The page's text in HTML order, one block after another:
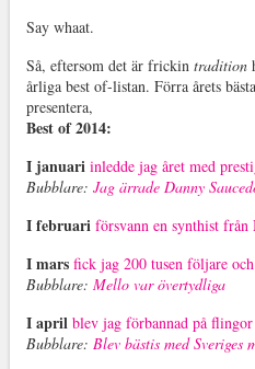
Say whaat.
Så, eftersom det är frickin tradition
årliga best of-listan. Förra årets
presentera,
Best of 2014:
I januari inledde jag året med
Bubblare: Jag ärrade Danny
I februari försvann en synthist från
Imars fick jag 200 tusen följare
Bubblare: Mello var övertydliga
I april blev jag förbannad på flingor
Bubblare: Blev bästis med Sveriges